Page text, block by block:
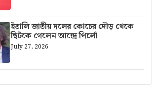
ইতালি জাতীয় দলের কোচের দৌড় থেকে
ছিটকে গেলেন আন্দ্রে পির্লো
July 27, 2026